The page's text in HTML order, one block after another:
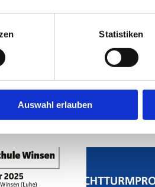
Statistiken
Auswahl erlauben